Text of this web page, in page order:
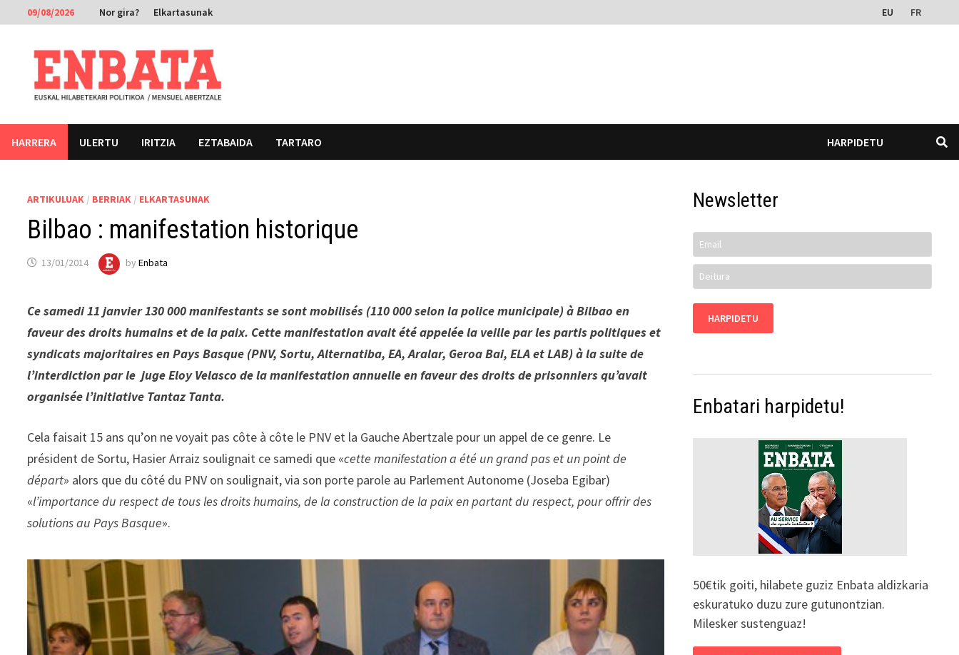
to
content
09/08/2026 Nor gira? Elkartasunak EU FR
HARRERA ULERTU IRITZIA EZTABAIDA TARTARO HARPIDETU
ARTIKULUAK / BERRIAK / ELKARTASUNAK
Bilbao : manifestation historique
13/01/2014 byEnbata
Ce samedi 11 janvier 130 000 manifestants se sont mobilisés (110 000 selon la police municipale) à Bilbao en
faveur des droits humains et de la paix. Cette manifestation avait été appelée la veille par les partis politiques et
syndicats majoritaires en Pays Basque (PNV, Sortu, Alternatiba, EA, Aralar, Geroa Bai, ELA et LAB) à la suite de
l’interdiction par le juge Eloy Velasco de la manifestation annuelle en faveur des droits de prisonniers qu’avait
organisée l’initiative Tantaz Tanta.
Cela faisait 15 ans qu’on ne voyait pas côte à côte le PNV et la Gauche Abertzale pour un appel de ce genre. Le
président de Sortu, Hasier Arraiz soulignait ce samedi que «cette manifestation a été un grand pas et un point de
départ» alors que du côté du PNV on soulignait, via son porte parole au Parlement Autonome (Joseba Egibar)
«l’importance du respect de tous les droits humains, de la construction de la paix en partant du respect, pour offrir des
solutions au Pays Basque».
Newsletter
Enbatari harpidetu!
50€tik goiti, hilabete guziz Enbata aldizkaria
eskuratuko duzu zure gutunontzian.
Milesker sustenguaz!